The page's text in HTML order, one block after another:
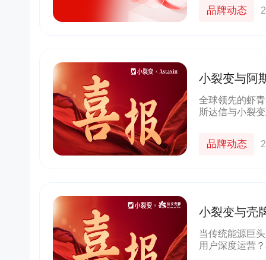
品牌动态
小裂变与阿
全球领先的虾
斯达信与小裂
品牌动态
小裂变与壳
当传统能源巨
用户深度运营